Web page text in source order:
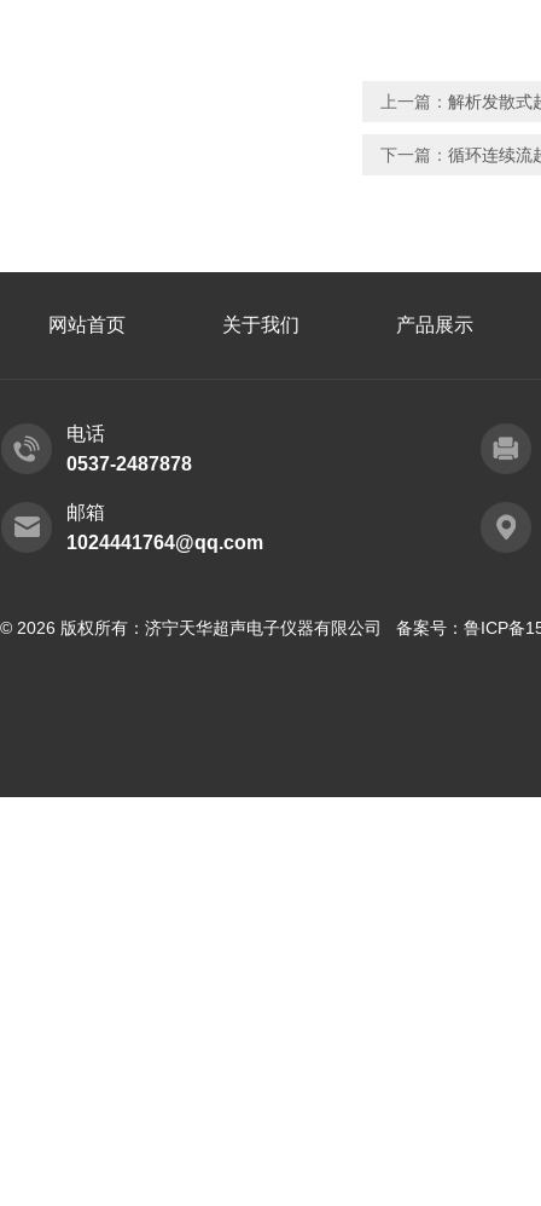
上一篇： 解析发散式
下一篇： 循环连续流
网站首页 关于我们 产品展示
电话
0537-2487878
邮箱
1024441764@qq.com
© 2026 版权所有：济宁天华超声电子仪器有限公司 备案号： 鲁ICP备